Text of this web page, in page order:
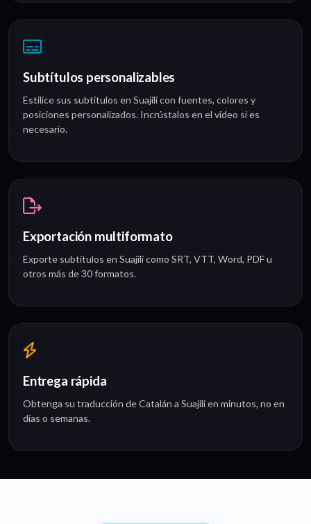
Subtítulos personalizables
Estilice sus subtítulos en Suajili con fuentes, colores y
posiciones personalizados. Incrústalos en el video si es
necesario.
Exportación multiformato
Exporte subtítulos en Suajili como SRT, VTT, Word, PDF u
otros más de 30 formatos.
Entrega rápida
Obtenga su traducción de Catalán a Suajili en minutos, no en
días o semanas.